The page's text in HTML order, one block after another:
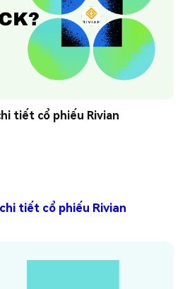
tiết cổ phiếu Rivian
tiết cổ phiếu Rivian